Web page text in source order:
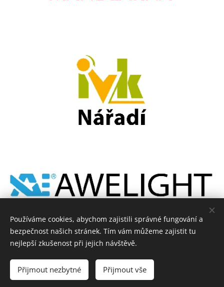
HTV © 2021
Marketing a kultura Města Hustopeče
Používáme cookies, abychom zajistili správné fungování a
bezpečnost našich stránek. Tím vám můžeme zajistit tu
nejlepší zkušenost při jejich návštěvě.
Přijmout nezbytné Přijmout vše